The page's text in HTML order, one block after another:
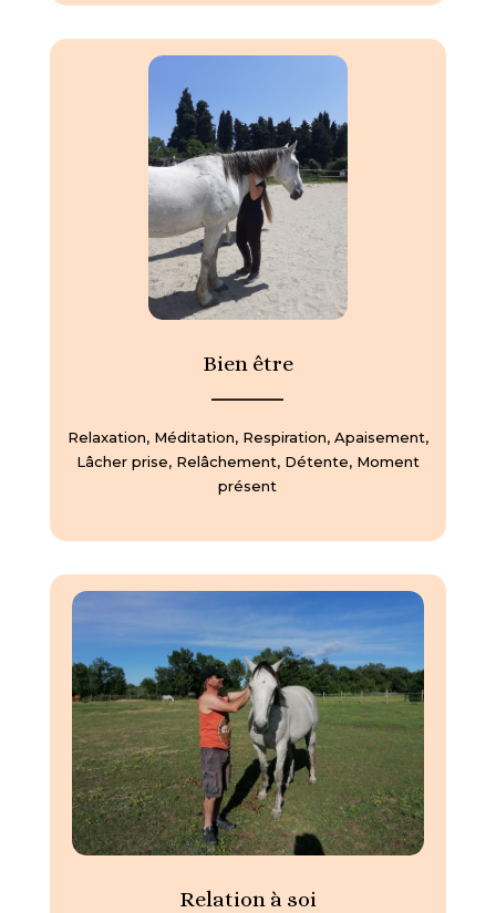
Bien être
—————
Relaxation, Méditation, Respiration, Apaisement,
Lâcher prise, Relâchement, Détente, Moment
présent
Relation à soi